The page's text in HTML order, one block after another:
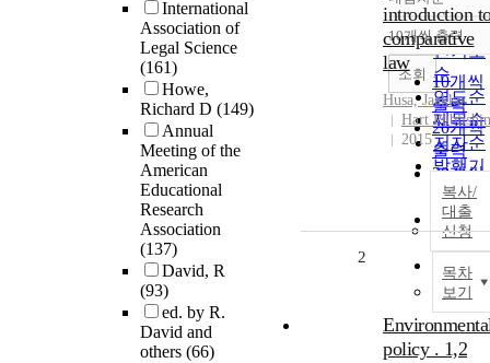
International
Association of
Legal Science
(161)
Howe,
Richard D (149)
Annual
Meeting of the
American
Educational
Research
Association
(137)
David, R
(93)
ed. by R.
David and
others (66)
정확도
순
인기도
순
연도순
제목순
저자순
발행기
관순
내림차
10개씩 출력
10개씩
출력
20개씩
출력
30개씩
출력
50개씩
출력
100개
출력
조회
introduction
comparative
law
Husa, Jaakko
Hart
2015
복사/
대출
신청
목차
보기
2
policy . 1,2